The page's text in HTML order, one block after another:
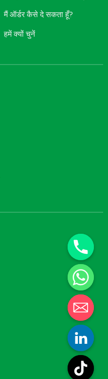
मैं ऑर्डर कैसे दे सकता हूँ?
हमें क्यों चुनें